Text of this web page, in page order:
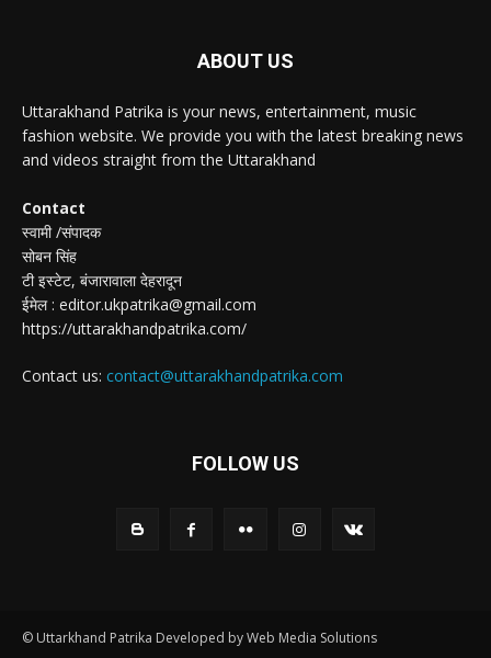
ABOUT US
Uttarakhand Patrika is your news, entertainment, music
fashion website. We provide you with the latest breaking news
and videos straight from the Uttarakhand
Contact
स्वामी /संपादक
सोबन सिंह
टी इस्टेट, बंजारावाला देहरादून
ईमेल : editor.ukpatrika@gmail.com
https://uttarakhandpatrika.com/
Contact us: contact@uttarakhandpatrika.com
FOLLOW US
© Uttarkhand Patrika Developed by Web Media Solutions